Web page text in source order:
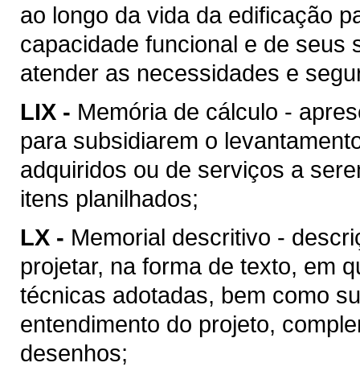
ao longo da vida da edificação
capacidade funcional e de seus
atender as necessidades e
LIX - Memória de cálculo -
para subsidiarem o
adquiridos ou de serviços a
itens planilhados;
LX - Memorial descritivo -
projetar, na forma de texto, em
técnicas adotadas, bem como
entendimento do projeto,
desenhos;